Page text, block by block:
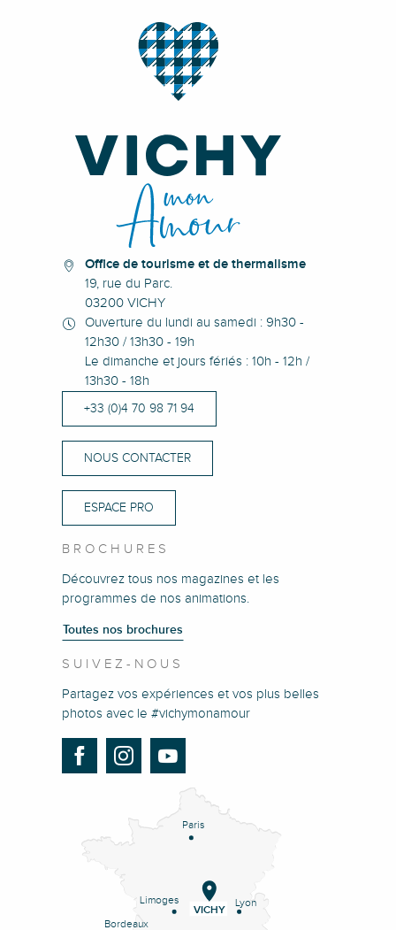
Office de tourisme et de thermalisme
19, rue du Parc.
03200 VICHY
Ouverture du lundi au samedi : 9h30 -
12h30 / 13h30 - 19h
Le dimanche et jours fériés : 10h - 12h /
13h30 - 18h
+33 (0)4 70 98 71 94
NOUS CONTACTER
ESPACE PRO
BROCHURES
Découvrez tous nos magazines et les
programmes de nos animations.
Toutes nos brochures
SUIVEZ-NOUS
Partagez vos expériences et vos plus belles
photos avec le #vichymonamour
Paris
Lyon
Limoges
Bordeaux
VICHY